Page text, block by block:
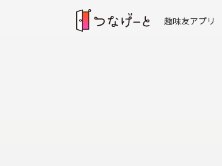
趣味友アプリ